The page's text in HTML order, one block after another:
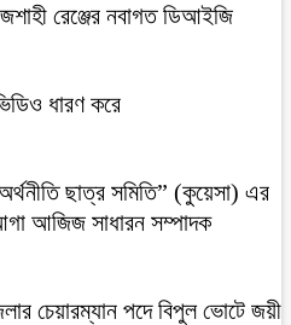
রেঞ্জের নবাগত ডিআইজি
ধারণ করে
ছাত্র সমিতি” (কুয়েসা) এর
আজিজ সাধারন সম্পাদক
চেয়ারম্যান পদে বিপুল ভোটে জয়ী